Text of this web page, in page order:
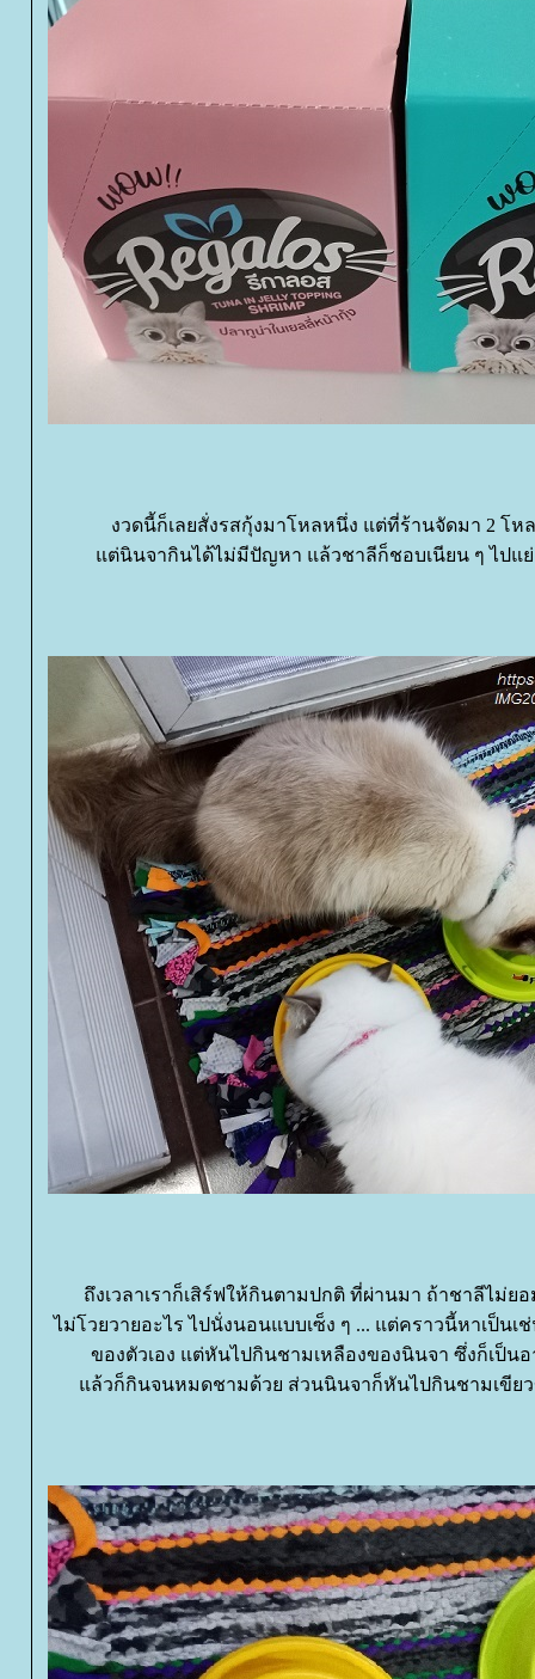
งวดนี้ก็เลยสั่งรสกุ้งมาโหลหนึ่ง แต่ที่ร้านจัดมา 2 โห
ต่นินจากินได้ไม่มีปัญหา แล้วชาลีก็ชอบเนียน ๆ ไปแ
ถึงเวลาเราก็เสิร์ฟให้กินตามปกติ ที่ผ่านมา ถ้าชาลีไม่ย
ไม่โวยวายอะไร ไปนั่งนอนแบบเซ็ง ๆ ... แต่คราวนี้หาเป็น
ของตัวเอง แต่หันไปกินชามเหลืองของนินจา ซึ่งก็เป็น
ล้วก็กินจนหมดชามด้วย ส่วนนินจาก็หันไปกินชามเขียว